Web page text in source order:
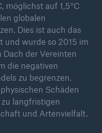
möglichst auf 1,5°C
globalen
Dies ist auch das
und wurde so 2015 im
Dach der Vereinten
die negativen
zu begrenzen.
Schäden
langfristigen
und Artenvielfalt.